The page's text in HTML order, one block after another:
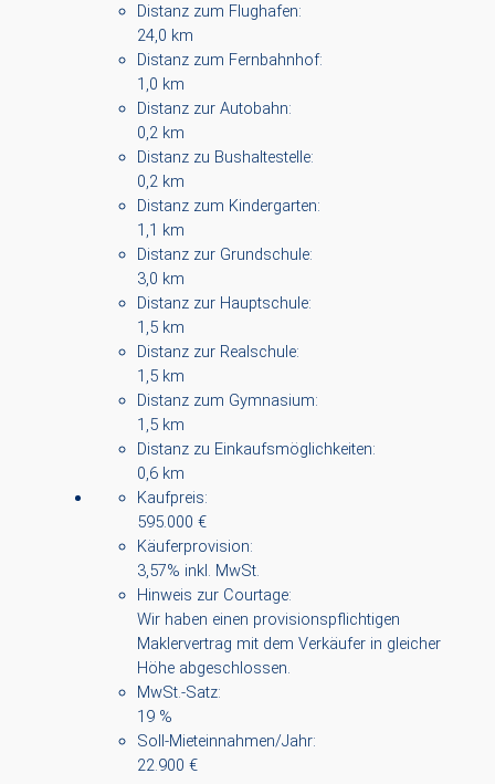
Distanz zum Flughafen:
24,0 km
Distanz zum Fernbahnhof:
1,0 km
Distanz zur Autobahn:
0,2 km
Distanz zu Bushaltestelle:
0,2 km
Distanz zum Kindergarten:
1,1 km
Distanz zur Grundschule:
3,0 km
Distanz zur Hauptschule:
1,5 km
Distanz zur Realschule:
1,5 km
Distanz zum Gymnasium:
1,5 km
Distanz zu Einkaufsmöglichkeiten:
0,6 km
Kaufpreis:
595.000 €
Käuferprovision:
3,57% inkl. MwSt.
Hinweis zur Courtage:
Wir haben einen provisionspflichtigen
Maklervertrag mit dem Verkäufer in gleicher
Höhe abgeschlossen.
MwSt.-Satz:
19 %
Soll-Mieteinnahmen/Jahr:
22.900 €